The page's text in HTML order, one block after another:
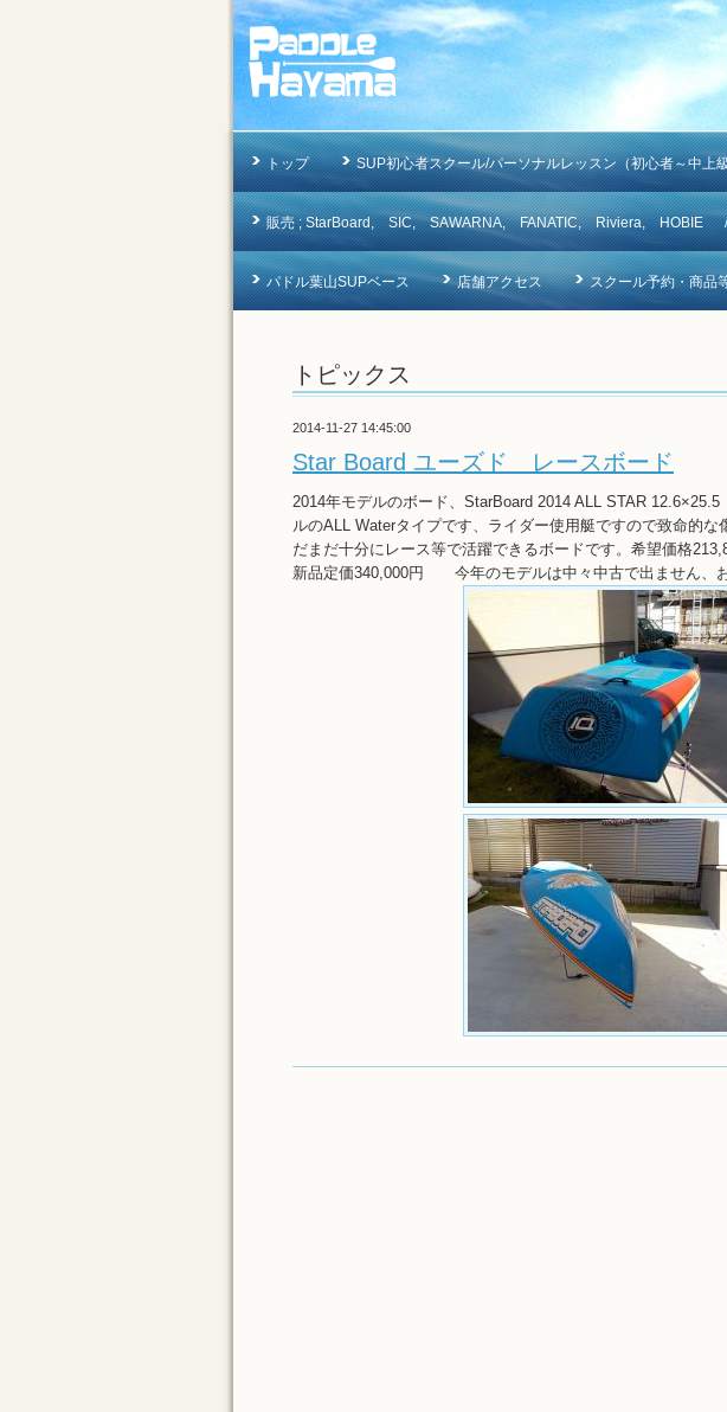
トップ SUP初心者スクール/パーソナルレッスン（初心者～中上
販売 ; StarBoard, SIC, SAWARNA, FANATIC, Riviera, HOBIE /
パドル葉山SUPベース 店舗アクセス スクール予約・商
トピックス
2014-11-27 14:45:00
Star Board ユーズド レースボード
2014年モデルのボード、StarBoard 2014 ALL STAR
ルのALL Waterタイプです、ライダー使用艇ですので致命的
だまだ十分にレース等で活躍できるボードです。希望価格
新品定価340,000円 今年のモデルは中々中古で出ません、